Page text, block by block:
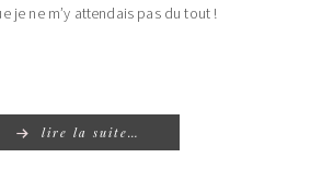
je ne m’y attendais pas du tout !
lire la suite…